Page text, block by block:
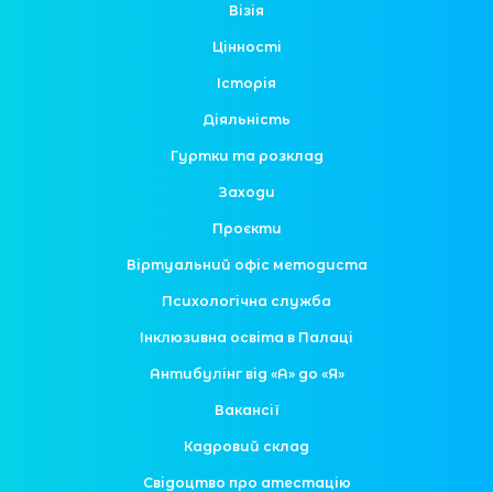
Візія
Цінності
Історія
Діяльність
Гуртки та розклад
Заходи
Проєкти
Віртуальний офіс методиста
Психологічна служба
Інклюзивна освіта в Палаці
Антибулінг від «А» до «Я»
Вакансії
Кадровий склад
Свідоцтво про атестацію